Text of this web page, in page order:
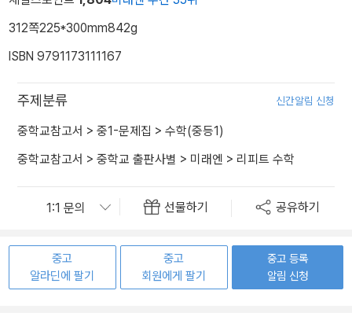
312쪽225*300mm842g
ISBN 9791173111167
주제분류 신간알림 신청
중학교참고서 > 중1-문제집 > 수학(중등1)
중학교참고서 > 중학교 출판사별 > 미래엔 > 리피트 수학
선물하기 공유하기
중고
알라딘에 팔기
중고
회원에게 팔기
중고 등록
알림 신청